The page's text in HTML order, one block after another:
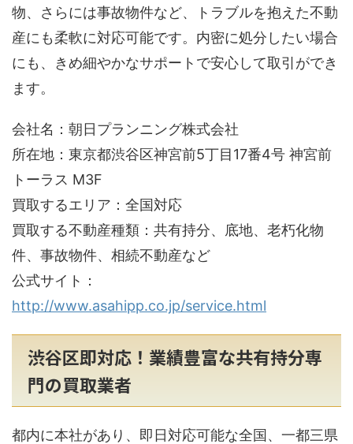
物、さらには事故物件など、トラブルを抱えた不動
産にも柔軟に対応可能です。内密に処分したい場合
にも、きめ細やかなサポートで安心して取引ができ
ます。
会社名：朝日プランニング株式会社
所在地：東京都渋谷区神宮前5丁目17番4号 神宮前
トーラス M3F
買取するエリア：全国対応
買取する不動産種類：共有持分、底地、老朽化物
件、事故物件、相続不動産など
公式サイト：
http://www.asahipp.co.jp/service.html
渋谷区即対応！業績豊富な共有持分専
門の買取業者
都内に本社があり、即日対応可能な全国、一都三県